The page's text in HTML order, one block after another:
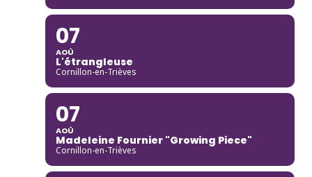
07
AOÛ
L'étrangleuse
Cornillon-en-Trièves
07
AOÛ
Madeleine Fournier "Growing Piece"
Cornillon-en-Trièves